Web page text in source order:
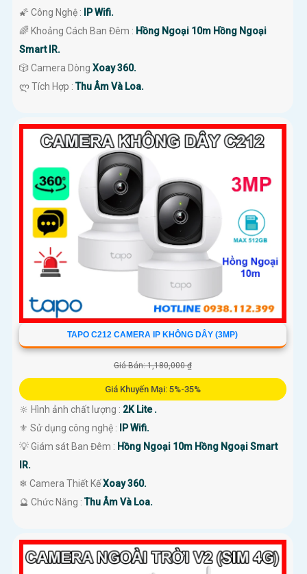
🌠 Công Nghệ : IP Wifi.
🌈 Khoảng Cách Ban Đêm : Hồng Ngoại 10m Hồng Ngoại
Smart IR.
🎲 Camera Dòng Xoay 360.
️ლ Tích Hợp :Thu Âm Và Loa.
TAPO C212 CAMERA IP KHÔNG DÂY (3MP)
Giá Bán: 1,180,000 ₫
Giá Khuyến Mại: 5%-35%
🔆 Hình ảnh chất lượng : 2K Lite .
⚜️ Sử dụng công nghệ : IP Wifi.
💡 Giám sát Ban Đêm : Hồng Ngoại 10m Hồng Ngoại Smart
IR.
❄ Camera Thiết KếXoay 360.
️🔮 Chức Năng :Thu Âm Và Loa.